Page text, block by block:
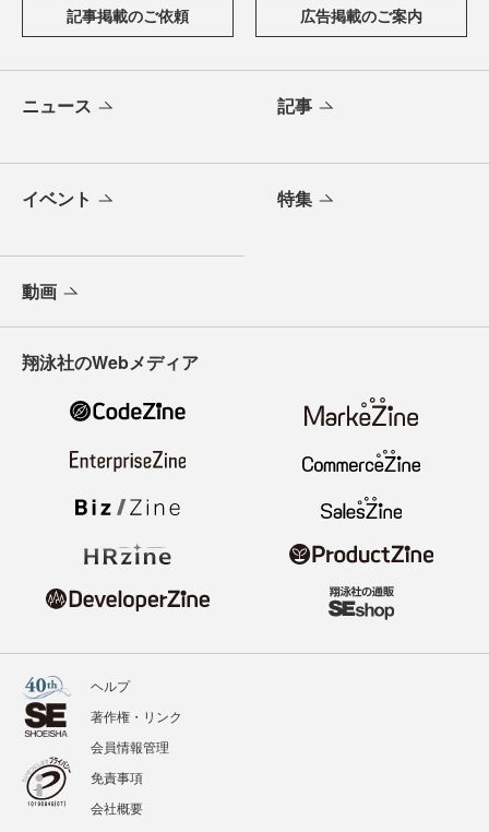
記事掲載のご依頼 広告掲載のご案内
ニュース 記事
イベント 特集
動画
翔泳社のWebメディア
ヘルプ
著作権・リンク
会員情報管理
免責事項
会社概要